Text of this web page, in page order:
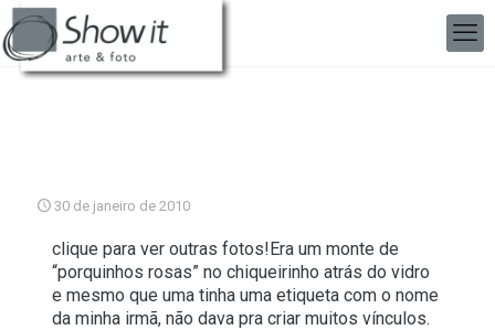
30 de janeiro de 2010
clique para ver outras fotos!Era um monte de
“porquinhos rosas” no chiqueirinho atrás do vidro
e mesmo que uma tinha uma etiqueta com o nome
da minha irmã, não dava pra criar muitos vínculos.